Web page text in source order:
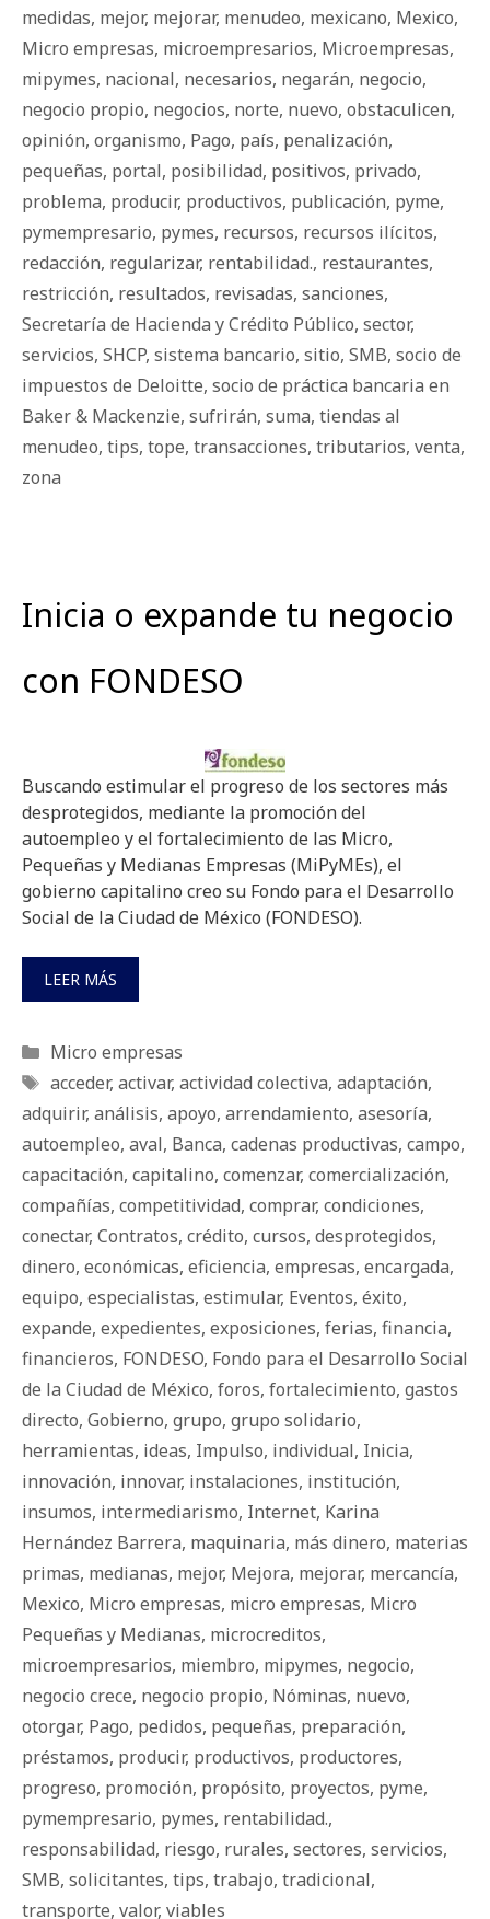
medidas, mejor, mejorar, menudeo, mexicano, Mexico,
Micro empresas, microempresarios, Microempresas,
mipymes, nacional, necesarios, negarán, negocio,
negocio propio, negocios, norte, nuevo, obstaculicen,
opinión, organismo, Pago, país, penalización,
pequeñas, portal, posibilidad, positivos, privado,
problema, producir, productivos, publicación, pyme,
pymempresario, pymes, recursos, recursos ilícitos,
redacción, regularizar, rentabilidad., restaurantes,
restricción, resultados, revisadas, sanciones,
Secretaría de Hacienda y Crédito Público, sector,
servicios, SHCP, sistema bancario, sitio, SMB, socio de
impuestos de Deloitte, socio de práctica bancaria en
Baker & Mackenzie, sufrirán, suma, tiendas al
menudeo, tips, tope, transacciones, tributarios, venta,
zona
Inicia o expande tu negocio
con FONDESO
Buscando estimular el progreso de los sectores más
desprotegidos, mediante la promoción del
autoempleo y el fortalecimiento de las Micro,
Pequeñas y Medianas Empresas (MiPyMEs), el
gobierno capitalino creo su Fondo para el Desarrollo
Social de la Ciudad de México (FONDESO).
LEER MÁS
Categorías
Micro empresas
Etiquetas
acceder, activar, actividad colectiva, adaptación,
adquirir, análisis, apoyo, arrendamiento, asesoría,
autoempleo, aval, Banca, cadenas productivas, campo,
capacitación, capitalino, comenzar, comercialización,
compañías, competitividad, comprar, condiciones,
conectar, Contratos, crédito, cursos, desprotegidos,
dinero, económicas, eficiencia, empresas, encargada,
equipo, especialistas, estimular, Eventos, éxito,
expande, expedientes, exposiciones, ferias, financia,
financieros, FONDESO, Fondo para el Desarrollo Social
de la Ciudad de México, foros, fortalecimiento, gastos
directo, Gobierno, grupo, grupo solidario,
herramientas, ideas, Impulso, individual, Inicia,
innovación, innovar, instalaciones, institución,
insumos, intermediarismo, Internet, Karina
Hernández Barrera, maquinaria, más dinero, materias
primas, medianas, mejor, Mejora, mejorar, mercancía,
Mexico, Micro empresas, micro empresas, Micro
Pequeñas y Medianas, microcreditos,
microempresarios, miembro, mipymes, negocio,
negocio crece, negocio propio, Nóminas, nuevo,
otorgar, Pago, pedidos, pequeñas, preparación,
préstamos, producir, productivos, productores,
progreso, promoción, propósito, proyectos, pyme,
pymempresario, pymes, rentabilidad.,
responsabilidad, riesgo, rurales, sectores, servicios,
SMB, solicitantes, tips, trabajo, tradicional,
transporte, valor, viables